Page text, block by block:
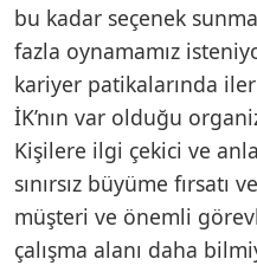
bu kadar seçenek
fazla oynamamız
kariyer patikalarında
İK’nın var olduğu
Kişilere ilgi çekici ve
sınırsız büyüme fırsatı
müşteri ve önemli
çalışma alanı daha